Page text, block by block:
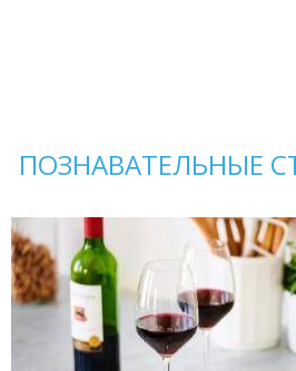
ПОЗНАВАТЕЛЬНЫЕ